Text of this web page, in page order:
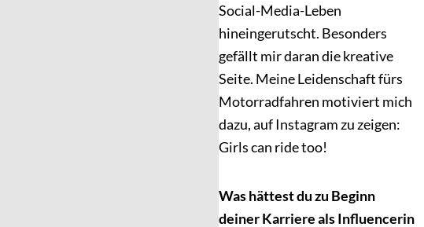
Social-Media-Leben
hineingerutscht. Besonders
gefällt mir daran die kreative
Seite. Meine Leidenschaft fürs
Motorradfahren motiviert mich
dazu, auf Instagram zu zeigen:
Girls can ride too!
Was hättest du zu Beginn
deiner Karriere als Influencerin